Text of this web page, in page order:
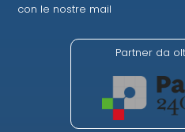
con le nostre mail
Partner da